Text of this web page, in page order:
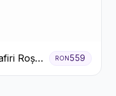
Roșii
RON559